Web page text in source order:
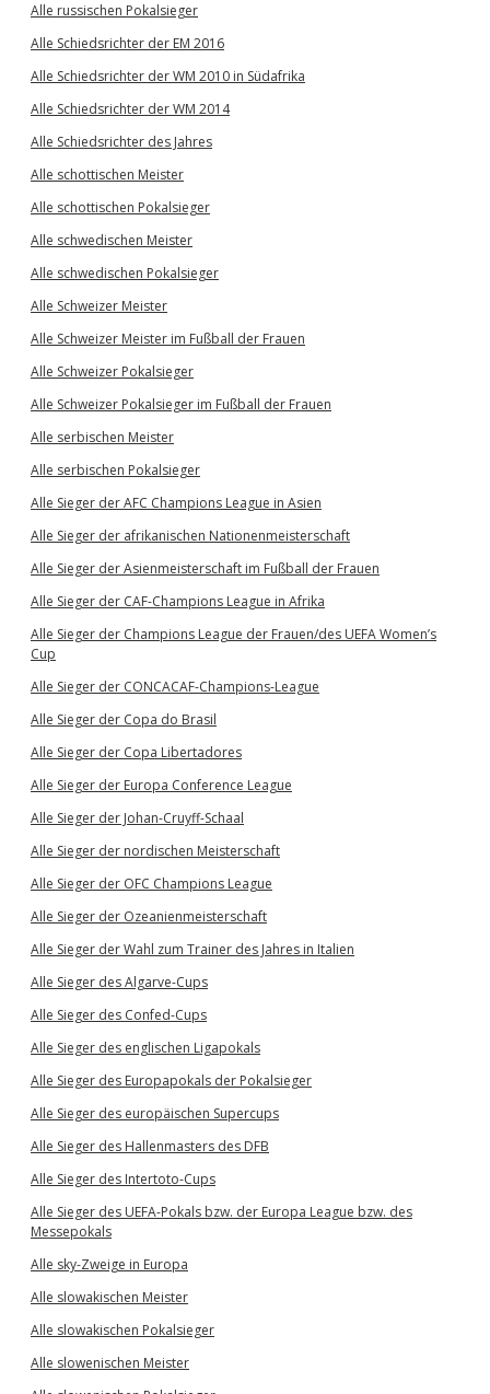
Alle russischen Pokalsieger
Alle Schiedsrichter der EM 2016
Alle Schiedsrichter der WM 2010 in Südafrika
Alle Schiedsrichter der WM 2014
Alle Schiedsrichter des Jahres
Alle schottischen Meister
Alle schottischen Pokalsieger
Alle schwedischen Meister
Alle schwedischen Pokalsieger
Alle Schweizer Meister
Alle Schweizer Meister im Fußball der Frauen
Alle Schweizer Pokalsieger
Alle Schweizer Pokalsieger im Fußball der Frauen
Alle serbischen Meister
Alle serbischen Pokalsieger
Alle Sieger der AFC Champions League in Asien
Alle Sieger der afrikanischen Nationenmeisterschaft
Alle Sieger der Asienmeisterschaft im Fußball der Frauen
Alle Sieger der CAF-Champions League in Afrika
Alle Sieger der Champions League der Frauen/des UEFA Women’s
Cup
Alle Sieger der CONCACAF-Champions-League
Alle Sieger der Copa do Brasil
Alle Sieger der Copa Libertadores
Alle Sieger der Europa Conference League
Alle Sieger der Johan-Cruyff-Schaal
Alle Sieger der nordischen Meisterschaft
Alle Sieger der OFC Champions League
Alle Sieger der Ozeanienmeisterschaft
Alle Sieger der Wahl zum Trainer des Jahres in Italien
Alle Sieger des Algarve-Cups
Alle Sieger des Confed-Cups
Alle Sieger des englischen Ligapokals
Alle Sieger des Europapokals der Pokalsieger
Alle Sieger des europäischen Supercups
Alle Sieger des Hallenmasters des DFB
Alle Sieger des Intertoto-Cups
Alle Sieger des UEFA-Pokals bzw. der Europa League bzw. des
Messepokals
Alle sky-Zweige in Europa
Alle slowakischen Meister
Alle slowakischen Pokalsieger
Alle slowenischen Meister